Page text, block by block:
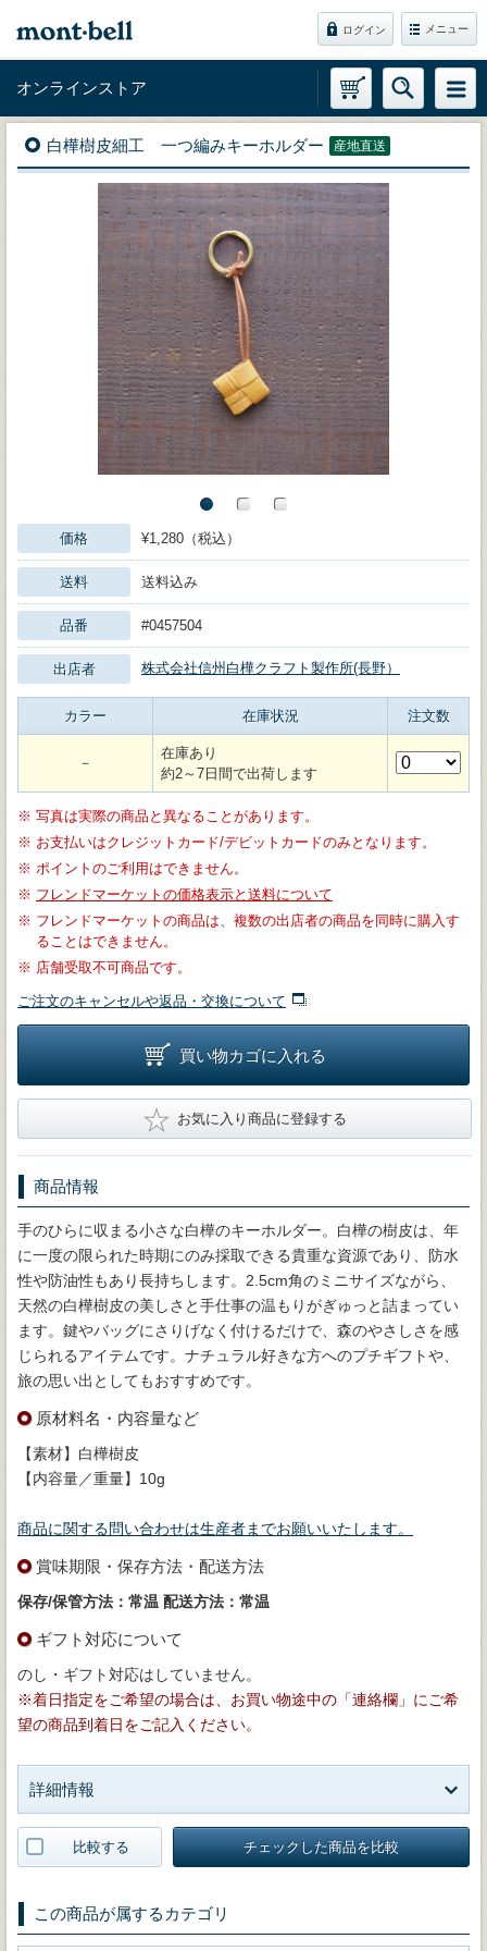
ログイン メニュー
オンラインストア
白樺樹皮細工 一つ編みキーホルダー 産地直送
価格 ¥1,280（税込）
送料 送料込み
品番 #0457504
出店者 株式会社信州白樺クラフト製作所(長野）
カラー 在庫状況 注文数
－
在庫あり
約2～7日間で出荷します
※ 写真は実際の商品と異なることがあります。
※ お支払いはクレジットカード/デビットカードのみとなります。
※ ポイントのご利用はできません。
※ フレンドマーケットの価格表示と送料について
※ フレンドマーケットの商品は、複数の出店者の商品を同時に購入す
ることはできません。
※ 店舗受取不可商品です。
ご注文のキャンセルや返品・交換について
買い物カゴに入れる
★ お気に入り商品に登録する
商品情報
手のひらに収まる小さな白樺のキーホルダー。白樺の樹皮は、年
に一度の限られた時期にのみ採取できる貴重な資源であり、防水
性や防油性もあり長持ちします。2.5cm角のミニサイズながら、
天然の白樺樹皮の美しさと手仕事の温もりがぎゅっと詰まってい
ます。鍵やバッグにさりげなく付けるだけで、森のやさしさを感
じられるアイテムです。ナチュラル好きな方へのプチギフトや、
旅の思い出としてもおすすめです。
原材料名・内容量など
【素材】白樺樹皮
【内容量／重量】10g
商品に関する問い合わせは生産者までお願いいたします。
賞味期限・保存方法・配送方法
保存/保管方法：常温 配送方法：常温
ギフト対応について
のし・ギフト対応はしていません。
※着日指定をご希望の場合は、お買い物途中の「連絡欄」にご希
望の商品到着日をご記入ください。
詳細情報
比較する チェックした商品を比較
この商品が属するカテゴリ